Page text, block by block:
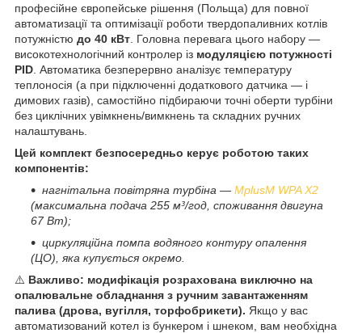
професійне європейське рішення (Польща) для повної
автоматизації та оптимізації роботи твердопаливних котлів
потужністю до 40 кВт . Головна перевага цього набору —
високотехнологічний контролер із модуляцією потужності
PID . Автоматика безперервно аналізує температуру
теплоносія (а при підключенні додаткового датчика — і
димових газів), самостійно підбираючи точні оберти турбіни
без циклічних увімкнень/вимкнень та складних ручних
налаштувань.
Цей комплект безпосередньо керує роботою таких
компонентів:
нагнітальна повітряна турбіна — MplusM WPA X2
(максимальна подача 255 м³/год, споживання двигуна
67 Вт);
циркуляційна помпа водяного контуру опалення
(ЦО), яка купується окремо.
⚠️ Важливо: модифікація розрахована виключно на
опалювальне обладнання з ручним завантаженням
палива (дрова, вугілля, торфобрикети). Якщо у вас
автоматизований котел із бункером і шнеком, вам необхідна